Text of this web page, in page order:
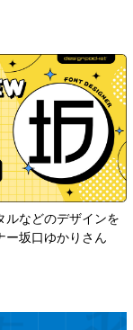
ルなどのデザインを
ー坂口ゆかりさん